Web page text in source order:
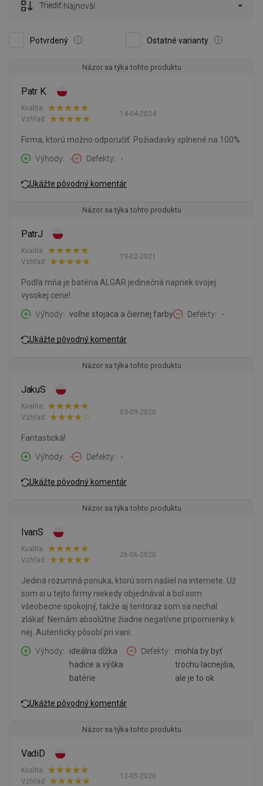
Potvrdený Ostatné varianty
Triediť:Najnovší
Názor sa týka tohto produktu
Patr K.
14-04-2024
Kvalita:
Vzhľad:
Firma, ktorú možno odporučiť. Požiadavky splnené na 100%
Výhody
- Defekty -
Ukážte pôvodný komentár
Názor sa týka tohto produktu
PatrJ
19-02-2021
Kvalita:
Vzhľad:
Podľa mňa je batéria ALGAR jedinečná napriek svojej
vysokej cene!
Výhody
voľne stojaca a čiernej farby Defekty -
Ukážte pôvodný komentár
Názor sa týka tohto produktu
JakuS
03-09-2020
Kvalita:
Vzhľad:
Fantastická!
Výhody
- Defekty -
Ukážte pôvodný komentár
Názor sa týka tohto produktu
IvanS
26-06-2020
Kvalita:
Vzhľad:
Jediná rozumná ponuka, ktorú som našiel na internete. Už
som si u tejto firmy niekedy objednával a bol som
všeobecne spokojný, takže aj tentoraz som sa nechal
zlákať. Nemám absolútne žiadne negatívne pripomienky k
nej. Autenticky pôsobí pri vani.
Výhody
ideálna dĺžka
hadice a výška
batérie
Defekty
mohla by byť
trochu lacnejšia,
ale je to ok
Ukážte pôvodný komentár
Názor sa týka tohto produktu
VadiD
12-05-2020
Kvalita:
Vzhľad: